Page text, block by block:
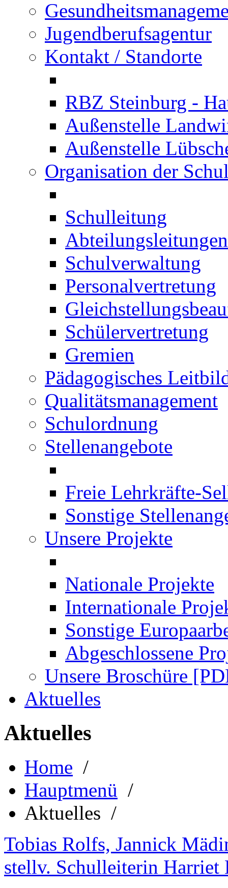
Jugendberufsagentur
Kontakt / Standorte
RBZ Steinburg -
Außenstelle
Außenstelle
Organisation der
Schulleitung
Abteilungsleitungen
Schulverwaltung
Personalvertretung
Schülervertretung
Gremien
Pädagogisches
Qualitätsmanagement
Schulordnung
Stellenangebote
Freie Lehrkräfte-
Sonstige
Unsere Projekte
Nationale Projekte
Internationale
Sonstige
Abgeschlossene
Unsere Broschüre
Aktuelles
Aktuelles
Home /
Hauptmenü /
Aktuelles /
Tobias Rolfs, Jannick
stellv. Schulleiterin Harriet